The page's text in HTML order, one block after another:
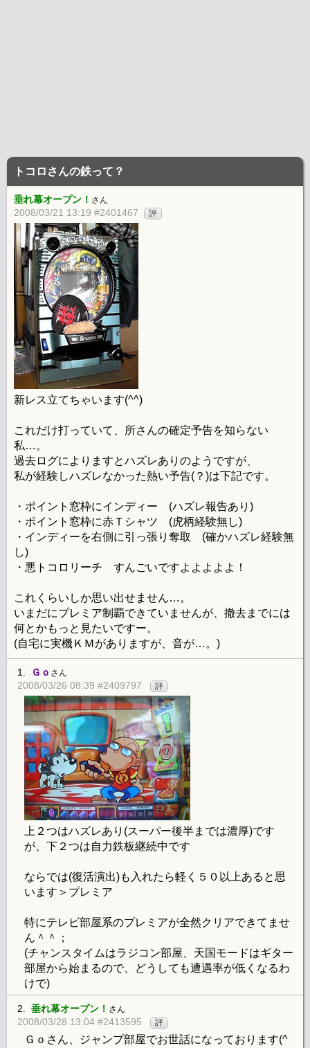
トコロさんの鉄って？
垂れ幕オープン！ さん
2008/03/21 13:19 #2401467 評
新レス立てちゃいます(^^)
これだけ打っていて、所さんの確定予告を知らない
私…。
過去ログによりますとハズレありのようですが、
私が経験しハズレなかった熱い予告(？)は下記です。
・ポイント窓枠にインディー (ハズレ報告あり)
・ポイント窓枠に赤Ｔシャツ (虎柄経験無し)
・インディーを右側に引っ張り奪取 (確かハズレ経験無
し)
・悪トコロリーチ すんごいですよよよよよ！
これくらいしか思い出せません…。
いまだにプレミア制覇できていませんが、撤去までには
何とかもっと見たいですー。
(自宅に実機ＫＭがありますが、音が…。)
1. Ｇｏ さん
2008/03/26 08:39 #2409797 評
上２つはハズレあり(スーパー後半までは濃厚)です
が、下２つは自力鉄板継続中です
ならでは(復活演出)も入れたら軽く５０以上あると思
います＞プレミア
特にテレビ部屋系のプレミアが全然クリアできてませ
ん＾＾；
(チャンスタイムはラジコン部屋、天国モードはギター
部屋から始まるので、どうしても遭遇率が低くなるわ
けで)
2. 垂れ幕オープン！ さん
2008/03/28 13:04 #2413595 評
Ｇｏさん、ジャンプ部屋でお世話になっております(^